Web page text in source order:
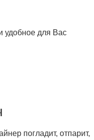
удобное для Вас
погладит, отпарит,